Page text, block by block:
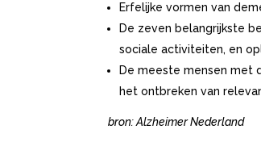
Erfelijke vormen van
De zeven belangrijkste
sociale activiteiten, en
De meeste mensen met
het ontbreken van
bron: Alzheimer Nederland